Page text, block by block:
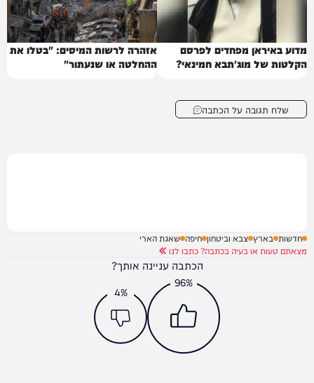
מדוע באיראן מפחדים לפרסם
הקלטות של מוג'תבא חמינאי?
אזהרה לרשות המיסים: "בטלו את
ההחלטה או שנעתור"
שלח תגובה על הכתבה
חדשות בארץ צבא וביטחון חיפה שאגת הארי
מצאתם טעות או בעיה בכתבה? כתבו לנו
הכתבה עניינה אותך?
96%
4%